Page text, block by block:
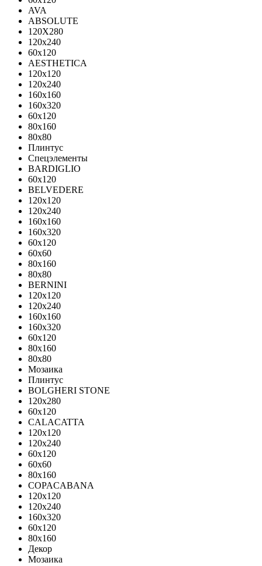
AVA
ABSOLUTE
120X280
120х240
60х120
AESTHETICA
120x120
120x240
160x160
160x320
60x120
80x160
80x80
Плинтус
Спецэлементы
BARDIGLIO
60x120
BELVEDERE
120x120
120x240
160x160
160x320
60x120
60x60
80x160
80x80
BERNINI
120x120
120x240
160x160
160x320
60x120
80x160
80x80
Мозаика
Плинтус
BOLGHERI STONE
120x280
60x120
CALACATTA
120x120
120x240
60x120
60x60
80x160
COPACABANA
120x120
120x240
160x320
60x120
80x160
Декор
Мозаика